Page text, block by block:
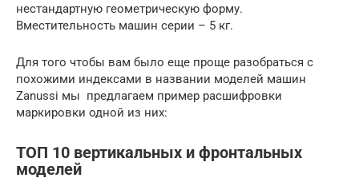
нестандартную геометрическую форму.
Вместительность машин серии – 5 кг.
Для того чтобы вам было еще проще разобраться с
похожими индексами в названии моделей машин
Zanussi мы предлагаем пример расшифровки
маркировки одной из них:
ТОП 10 вертикальных и фронтальных
моделей